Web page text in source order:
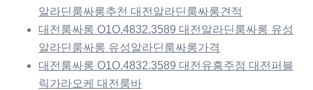
알라딘룸싸롱추천 대전알라딘룸싸롱견적
대전룸싸롱 O1O.4832.3589 대전알라딘룸싸롱 유성
알라딘룸싸롱 유성알라딘룸싸롱가격
대전룸싸롱 O1O.4832.3589 대전유흥주점 대전퍼블
릭가라오케 대전룸바